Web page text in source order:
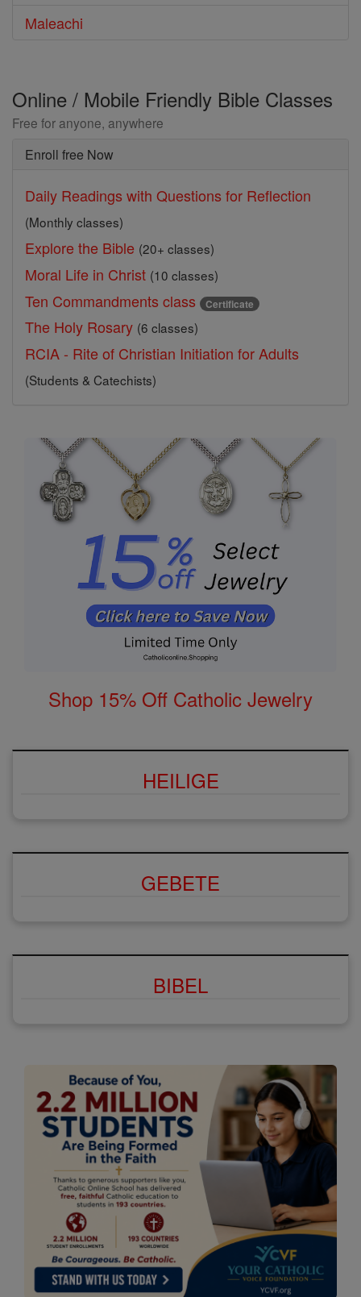
Maleachi
Online / Mobile Friendly Bible Classes
Free for anyone, anywhere
Enroll free Now
Daily Readings with Questions for Reflection
(Monthly classes)
Explore the Bible (20+ classes)
Moral Life in Christ (10 classes)
Ten Commandments class Certificate
The Holy Rosary (6 classes)
RCIA - Rite of Christian Initiation for Adults
(Students & Catechists)
Shop 15% Off Catholic Jewelry
HEILIGE
GEBETE
BIBEL